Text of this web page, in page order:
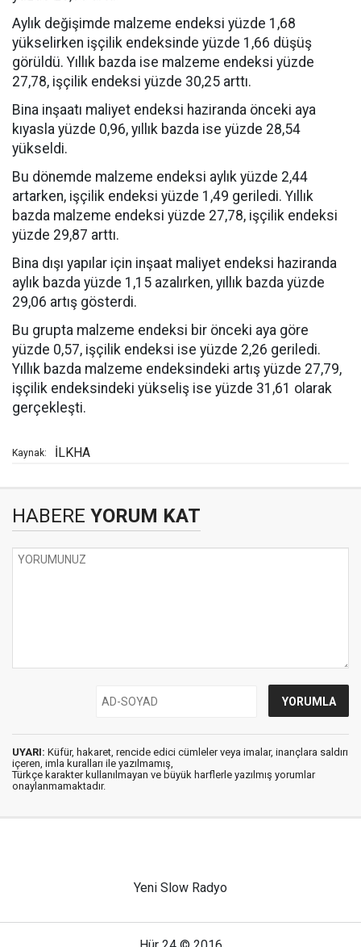
Aylık değişimde malzeme endeksi yüzde 1,68
yükselirken işçilik endeksinde yüzde 1,66 düşüş
görüldü. Yıllık bazda ise malzeme endeksi yüzde
27,78, işçilik endeksi yüzde 30,25 arttı.
Bina inşaatı maliyet endeksi haziranda önceki aya
kıyasla yüzde 0,96, yıllık bazda ise yüzde 28,54
yükseldi.
Bu dönemde malzeme endeksi aylık yüzde 2,44
artarken, işçilik endeksi yüzde 1,49 geriledi. Yıllık
bazda malzeme endeksi yüzde 27,78, işçilik endeksi
yüzde 29,87 arttı.
Bina dışı yapılar için inşaat maliyet endeksi haziranda
aylık bazda yüzde 1,15 azalırken, yıllık bazda yüzde
29,06 artış gösterdi.
Bu grupta malzeme endeksi bir önceki aya göre
yüzde 0,57, işçilik endeksi ise yüzde 2,26 geriledi.
Yıllık bazda malzeme endeksindeki artış yüzde 27,79,
işçilik endeksindeki yükseliş ise yüzde 31,61 olarak
gerçekleşti.
Kaynak: İLKHA
HABERE YORUM KAT
UYARI: Küfür, hakaret, rencide edici cümleler veya imalar, inançlara saldırı
içeren, imla kuralları ile yazılmamış,
Türkçe karakter kullanılmayan ve büyük harflerle yazılmış yorumlar
onaylanmamaktadır.
Yeni Slow Radyo